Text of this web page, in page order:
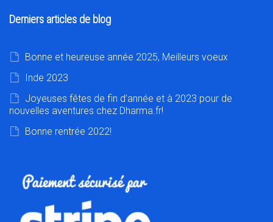
Derniers articles de blog
Bonne et heureuse année 2025, Meilleurs voeux
Inde 2023
Joyeuses fêtes de fin d’année et à 2023 pour de
nouvelles aventures chez Dharma.fr!
Bonne rentrée 2022!